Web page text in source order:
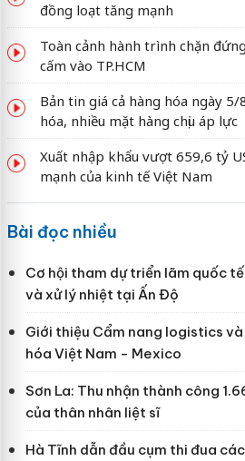
đồng loạt tăng mạnh
Toàn cảnh hành trình chặn
cấm vào TP.HCM
Bản tin giá cả hàng hóa ngày
hóa, nhiều mặt hàng chịu áp lực
Xuất nhập khẩu vượt 659,6 tỷ
mạnh của kinh tế Việt Nam
Bài đọc nhiều
Cơ hội tham dự triển lãm quốc
và xử lý nhiệt tại Ấn Độ
Giới thiệu Cẩm nang logistics
hóa Việt Nam - Mexico
Sơn La: Thu nhận thành công
của thân nhân liệt sĩ
Hà Tĩnh dẫn đầu cụm thi đua